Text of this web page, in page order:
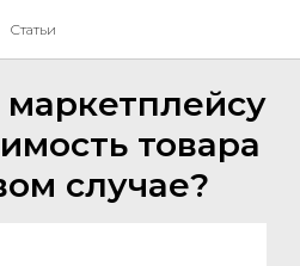
Статьи
маркетплейсу
товара
случае?